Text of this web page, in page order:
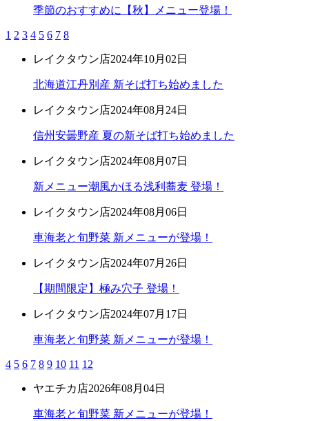
季節のおすすめに【秋】メニュー登場！
1 2 3 4 5 6 7 8
レイクタウン店2024年10月02日
北海道江丹別産 新そば打ち始めました
レイクタウン店2024年08月24日
信州安曇野産 夏の新そば打ち始めました
レイクタウン店2024年08月07日
新メニュー潮風かほる浅利蕎麦 登場！
レイクタウン店2024年08月06日
車海老と旬野菜 新メニューが登場！
レイクタウン店2024年07月26日
【期間限定】極み穴子 登場！
レイクタウン店2024年07月17日
車海老と旬野菜 新メニューが登場！
4 5 6 7 8 9 10 11 12
ヤエチカ店2026年08月04日
車海老と旬野菜 新メニューが登場！